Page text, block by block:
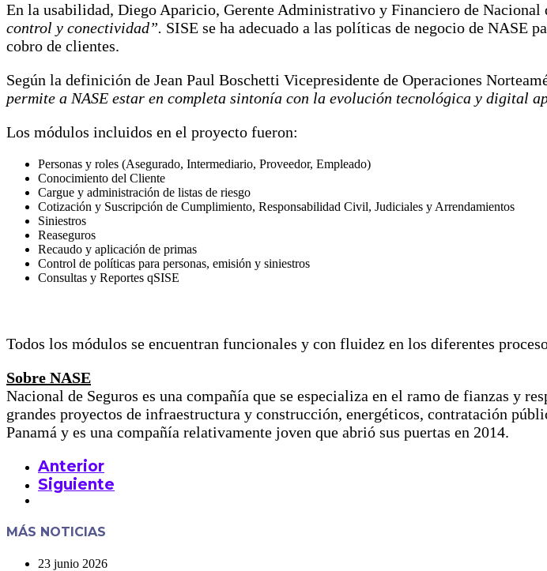
En la usabilidad, Diego Aparicio, Gerente Administrativo y Financiero de Nacional
control y conectividad”. SISE se ha adecuado a las políticas de negocio de NASE
cobro de clientes.
Según la definición de Jean Paul Boschetti Vicepresidente de Operaciones
permite a NASE estar en completa sintonía con la evolución tecnológica y digital
Los módulos incluidos en el proyecto fueron:
Personas y roles (Asegurado, Intermediario, Proveedor, Empleado)
Conocimiento del Cliente
Cargue y administración de listas de riesgo
Cotización y Suscripción de Cumplimiento, Responsabilidad Civil, Judiciales y Arrendamientos
Siniestros
Reaseguros
Recaudo y aplicación de primas
Control de políticas para personas, emisión y siniestros
Consultas y Reportes qSISE
Todos los módulos se encuentran funcionales y con fluidez en los diferentes
Sobre NASE
Nacional de Seguros es una compañía que se especializa en el ramo de fianzas y
grandes proyectos de infraestructura y construcción, energéticos, contratación
Panamá y es una compañía relativamente joven que abrió sus puertas en 2014.
Anterior
Siguiente
MÁS NOTICIAS
23 junio 2026